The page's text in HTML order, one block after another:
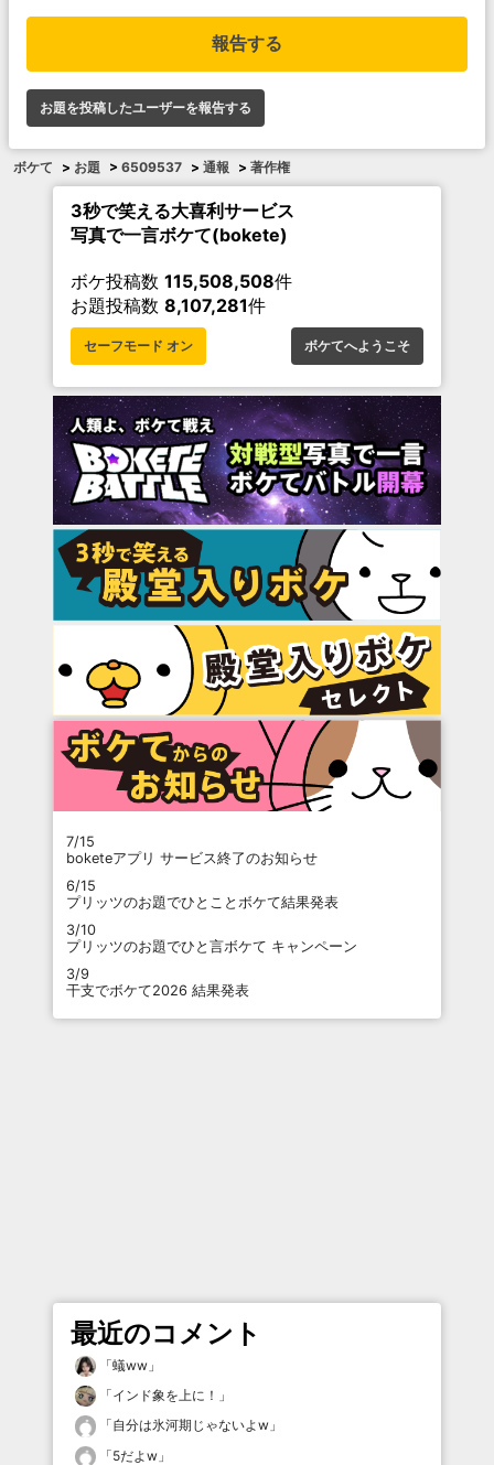
報告する
お題を投稿したユーザーを報告する
ボケて > お題 > 6509537 > 通報 > 著作権
3秒で笑える大喜利サービス
写真で一言ボケて(bokete)
ボケ投稿数 115,508,508件
お題投稿数 8,107,281件
セーフモード オン ボケてへようこそ
7/15
boketeアプリ サービス終了のお知らせ
6/15
プリッツのお題でひとことボケて結果発表
3/10
プリッツのお題でひと言ボケて キャンペーン
3/9
干支でボケて2026 結果発表
最近のコメント
「蟻ww 」
「インド象を上に！ 」
「自分は氷河期じゃないよw 」
「5だよw 」